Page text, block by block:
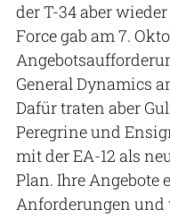
der T-34 aber
Force gab am 7.
General Dynamics
Dafür traten aber
Peregrine und
mit der EA-12 als
Plan. Ihre Angebote
Anforderungen